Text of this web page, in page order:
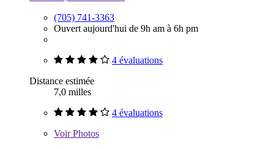
(705) 741-3363
Ouvert aujourd'hui de 9h am à 6h pm
4 évaluations
Distance estimée
7,0 milles
4 évaluations
VoirPhotos